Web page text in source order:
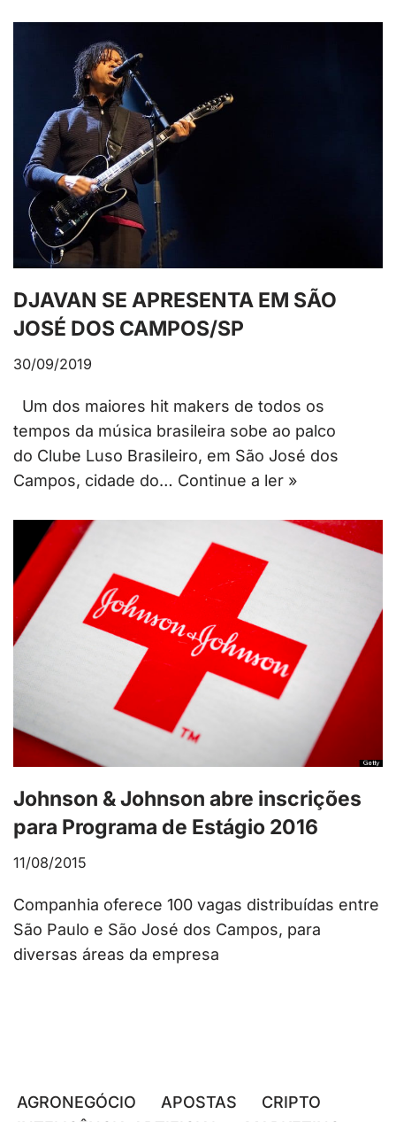
DJAVAN SE APRESENTA EM SÃO
JOSÉ DOS CAMPOS/SP
30/09/2019
Um dos maiores hit makers de todos os
tempos da música brasileira sobe ao palco
do Clube Luso Brasileiro, em São José dos
Campos, cidade do… Continue a ler »
Johnson & Johnson abre inscrições
para Programa de Estágio 2016
11/08/2015
Companhia oferece 100 vagas distribuídas entre
São Paulo e São José dos Campos, para
diversas áreas da empresa
AGRONEGÓCIO APOSTAS
CRIPTO